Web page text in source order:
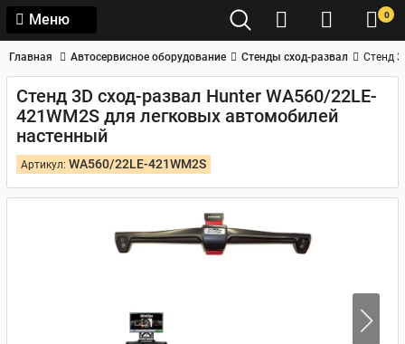
Меню 0
Главная Автосервисное оборудование Стенды сход-развал Стенд
Стенд 3D сход-развал Hunter WA560/22LE-
421WM2S для легковых автомобилей
настенный
Артикул: WA560/22LE-421WM2S